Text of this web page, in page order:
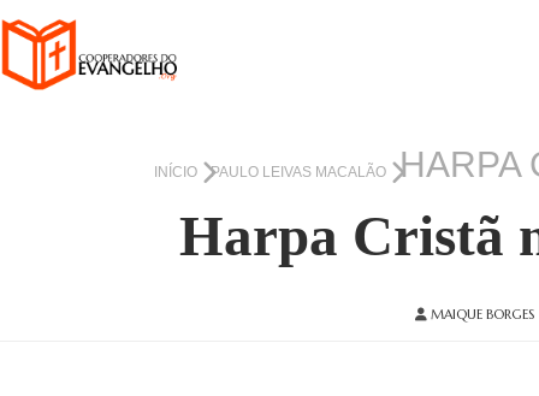
INÍCIO PAULO LEIVAS MACALÃO HARPA
Harpa Cristã
MAIQUE BORGES